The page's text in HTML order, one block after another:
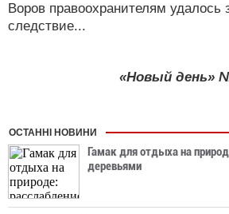
Воров правоохранителям удалось
следствие...
«Новый день»
ОСТАННІ НОВИНИ
Гамак для отдыха на
деревьями